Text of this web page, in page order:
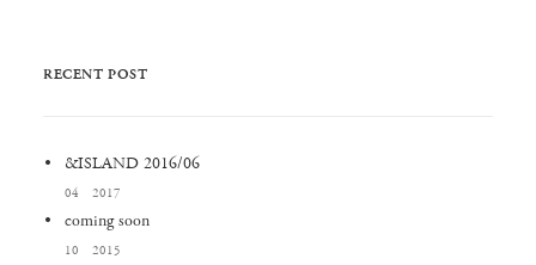
RECENT POST
&ISLAND 2016/06
04 2017
coming soon
10 2015